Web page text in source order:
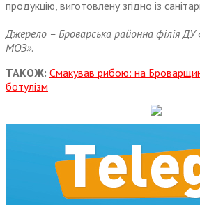
продукцію, виготовлену згідно із
Джерело – Броварська районна філія
МОЗ».
ТАКОЖ: Смакував рибою: на
ботулізм